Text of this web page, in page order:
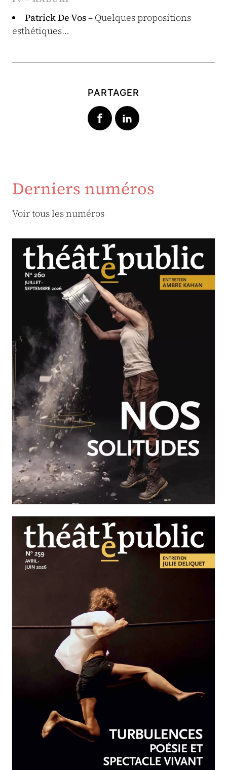
Patrick De Vos– Quelques propositions
esthétiques…
PARTAGER
Derniers numéros
Voir tous les numéros
JUILLET-SEPTEMBRE 2026
N°260
Nos solitudes
AVRIL-JUIN 2026
N°259
Turbulences : poésie et
spectacle vivant